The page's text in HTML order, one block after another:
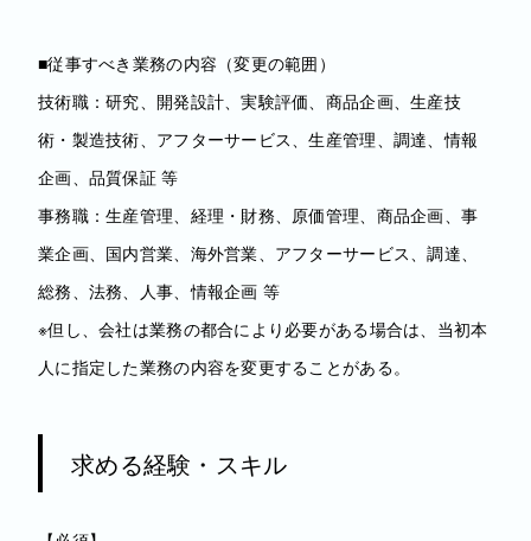
■従事すべき業務の内容（変更の範囲）
技術職：研究、開発設計、実験評価、商品企画、生産技
術・製造技術、アフターサービス、生産管理、調達、情報
企画、品質保証 等
事務職：生産管理、経理・財務、原価管理、商品企画、事
業企画、国内営業、海外営業、アフターサービス、調達、
総務、法務、人事、情報企画 等
※但し、会社は業務の都合により必要がある場合は、当初本
人に指定した業務の内容を変更することがある。
求める経験・スキル